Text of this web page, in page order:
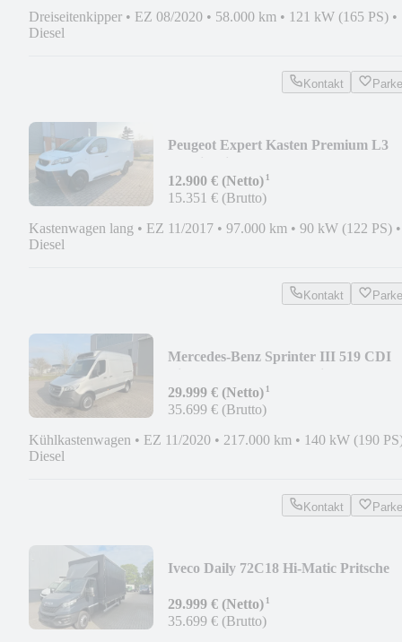
Dreiseitenkipper • EZ 08/2020 • 58.000 km • 121 kW (165 PS) •
Diesel
Kontakt
Peugeot Expert Kasten Premium L3
12.900 € (Netto)¹
15.351 € (Brutto)
Kastenwagen lang • EZ 11/2017 • 97.000 km • 90 kW (122 PS) •
Diesel
Kontakt
Mercedes-Benz Sprinter III 519 CDI
29.999 € (Netto)¹
35.699 € (Brutto)
Kühlkastenwagen • EZ 11/2020 • 217.000 km • 140 kW (190
Diesel
Kontakt
Iveco Daily 72C18 Hi-Matic Pritsche
29.999 € (Netto)¹
35.699 € (Brutto)